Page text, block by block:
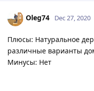
Oleg74 Dec 27, 2020
Плюсы: Натуральное
различные варианты
Минусы: Нет